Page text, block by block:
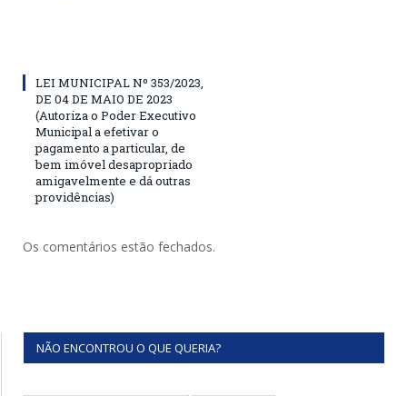
LEI MUNICIPAL Nº 353/2023,
DE 04 DE MAIO DE 2023
(Autoriza o Poder Executivo
Municipal a efetivar o
pagamento a particular, de
bem imóvel desapropriado
amigavelmente e dá outras
providências)
Os comentários estão fechados.
NÃO ENCONTROU O QUE QUERIA?